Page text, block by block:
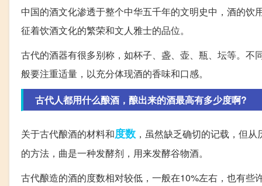
中国的酒文化渗透于整个中华五千年的文明史中，酒的
征着饮酒文化的繁荣和文人雅士的品位。
古代的酒器有很多别称，如杯子、盏、壶、瓶、坛等。
般要注重适量，以充分体现酒的香味和口感。
古代人都用什么酿酒，酿出来的酒最高有多少度啊?
关于古代酿酒的材料和度数 ，虽然缺乏确切的记载，但
的方法，曲是一种发酵剂，用来发酵谷物酒。
古代酿造的酒的度数相对较低，一般在10%左右，也有些